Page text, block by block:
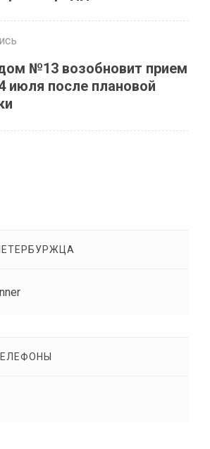
№13 возобновит прием
июля после плановой